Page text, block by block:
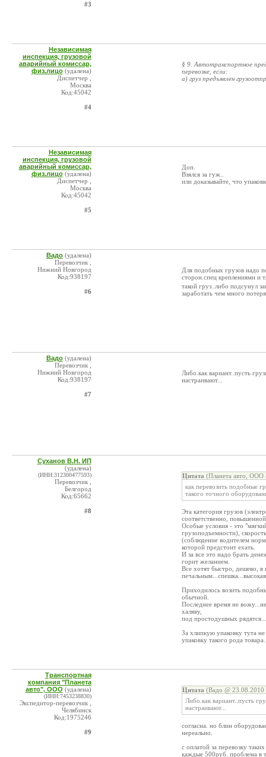
#3
Независимая
инспекция, грузовой
аварийный комиссар,
физ.лицо (удалена)
Диспетчер ,
Москва
Код:45042
#4
§ 9. Автотранспортное
перевозке, если:
а) груз предъявлен
Независимая
инспекция, грузовой
аварийный комиссар,
физ.лицо (удалена)
Диспетчер ,
Москва
Код:45042
#5
Доп.
Взялся за гуж..
или доказывайте, что
Вадо (удалена)
Перевозчик ,
Нижний Новгород
Код:938197
#6
Для подобных грузов надо
сторон.спец креплениями и
такой груз..либо подсунул
заработать чем много
Вадо (удалена)
Перевозчик ,
Нижний Новгород
Код:938197
#7
Либо.как вариант..пусть
настраивают...
Суханов В.Н. ИП
(удалена)
(ИНН:312300477593)
Перевозчик ,
Белгород
Код:65662
#8
Цитата (Планета авто, ООО
как перевозить подобные
такого точного
Эта категория грузов
соответственно,
Особые условия - это
грузоподъемности),
(соблюдение водителем
которой предстоит ехать.
И за все это надо брать
горит желанием.
Все хотят быстро, дешево, в
Приходилось возить
обычной.
Последнее время не
халяву,
под простодушных
За хлипкую упаковку тута
упаковку такого рода
Транспортная
компания "Планета
авто", ООО (удалена)
(ИНН:7453238830)
Экспедитор-перевозчик ,
Челябинск
Код:1975246
#9
Цитата (Вадо @ 23.08.2010
Либо.как вариант..пусть
настраивают...
согласна. но блин
нереально.
с оплатой за перевозку
каждые 500руб. проблема в